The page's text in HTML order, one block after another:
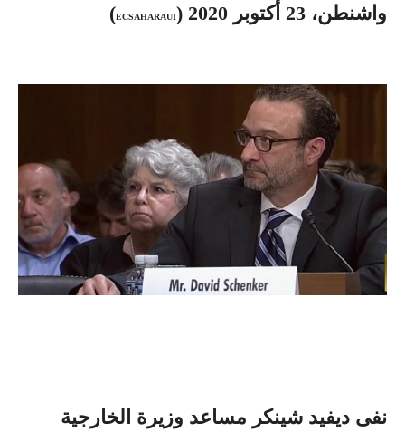
واشنطن، 23 أكتوبر 2020 ( ECSAHARAUI
)
نفى ديفيد شينكر مساعد وزيرة الخارجية